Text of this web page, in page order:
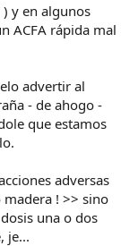
) y en algunos
ACFA rápida mal
advertir al
- de ahogo -
que estamos
adversas
! >> sino
una o dos
je...